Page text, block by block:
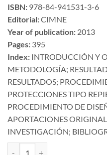
ISBN: 978-84-941531-3-6
Editorial:CIMNE
Year of publication: 2013
Pages: 395
Index: INTRODUCCIÓN Y
METODOLOGÍA;
RESULTADOS;
PROTECCIONES TIPO
PROCEDIMIENTO DE
APORTACIONES
INVESTIGACIÓN;